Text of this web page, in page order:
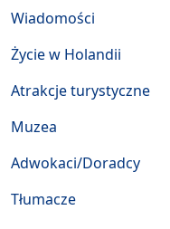
Wiadomości
Życie w Holandii
Atrakcje turystyczne
Muzea
Adwokaci/Doradcy
Tłumacze